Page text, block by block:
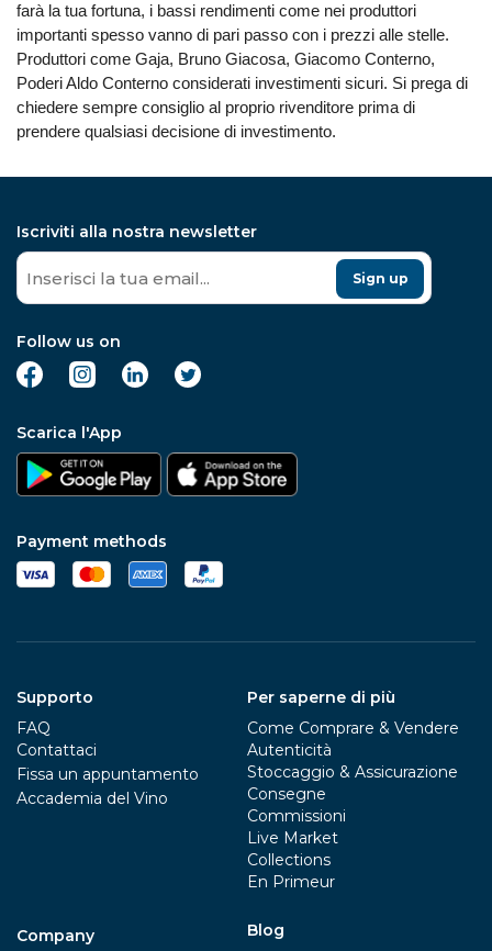
farà la tua fortuna, i bassi rendimenti come nei produttori
importanti spesso vanno di pari passo con i prezzi alle stelle.
Produttori come Gaja, Bruno Giacosa, Giacomo Conterno,
Poderi Aldo Conterno considerati investimenti sicuri. Si prega di
chiedere sempre consiglio al proprio rivenditore prima di
prendere qualsiasi decisione di investimento.
Iscriviti alla nostra newsletter
Sign up
Follow us on
Scarica l'App
Payment methods
Supporto
FAQ
Contattaci
Fissa un appuntamento
Accademia del Vino
Company
Per saperne di più
Come Comprare & Vendere
Autenticità
Stoccaggio & Assicurazione
Consegne
Commissioni
Live Market
Collections
En Primeur
Blog